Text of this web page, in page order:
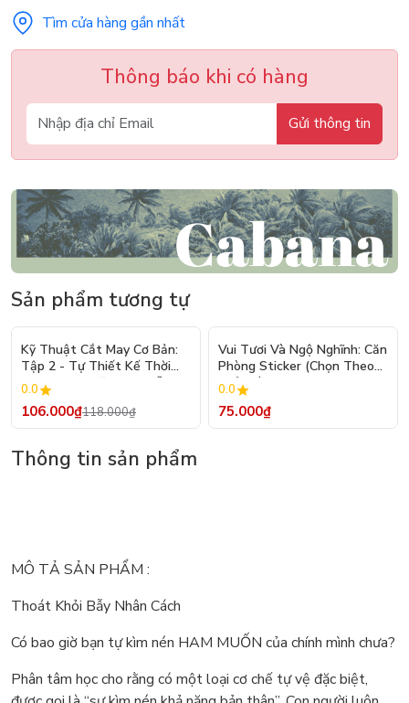
Tìm cửa hàng gần nhất
Thông báo khi có hàng
Gửi thông tin
Sản phẩm tương tự
- 10%
Kỹ Thuật Cắt May Cơ Bản:
Tập 2 - Tự Thiết Kế Thời
Trang Nam Nữ - Tạo Mẫu
Rập - Kỹ Thuật Nhảy Size
0.0
106.000₫118.000₫
Vui Tươi Và Ngộ Nghĩnh: Căn
Phòng Sticker (Chọn Theo
Chủ Đề) - Hơn 250 Sticker
0.0
75.000₫
Thông tin sản phẩm
MÔ TẢ SẢN PHẨM :
Thoát Khỏi Bẫy Nhân Cách
Có bao giờ bạn tự kìm nén HAM MUỐN của chính mình chưa?
Phân tâm học cho rằng có một loại cơ chế tự vệ đặc biệt,